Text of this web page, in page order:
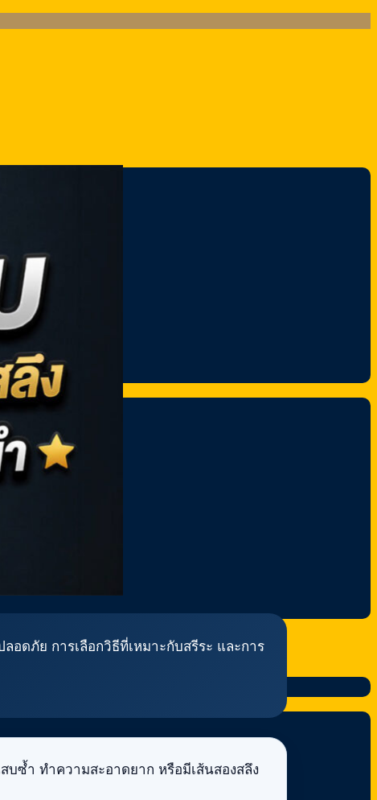
ดภัย การเลือกวิธีที่เหมาะกับสรีระ และการ
ซ้ำ ทำความสะอาดยาก หรือมีเส้นสองสลึง